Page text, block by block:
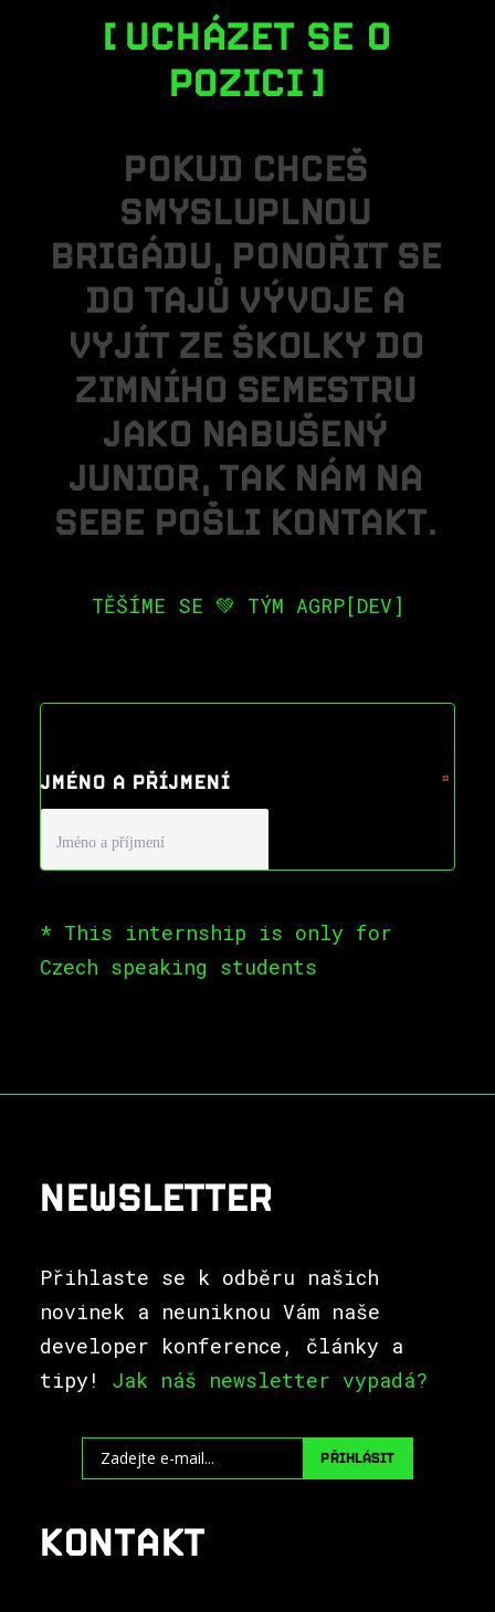
UCHÁZET SE O
POZICI
POKUD CHCEŠ
SMYSLUPLNOU
BRIGÁDU, PONOŘIT SE
DO TAJŮ VÝVOJE A
VYJÍT ZE ŠKOLKY DO
ZIMNÍHO SEMESTRU
JAKO NABUŠENÝ
JUNIOR, TAK NÁM NA
SEBE POŠLI KONTAKT.
TĚŠÍME SE 💚 TÝM AGRP[DEV]
* This internship is only for
Czech speaking students
NEWSLETTER
Přihlaste se k odběru našich
novinek a neuniknou Vám naše
developer konference, články a
tipy! Jak náš newsletter vypadá?
PŘIHLÁSIT
KONTAKT